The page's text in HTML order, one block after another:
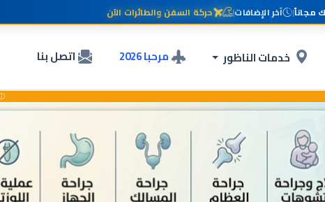
مجاناً| آخر الإضافات| حركة السفن والطائرات الآن
خدمات الناظور مرحبا 2026 اتصل بنا